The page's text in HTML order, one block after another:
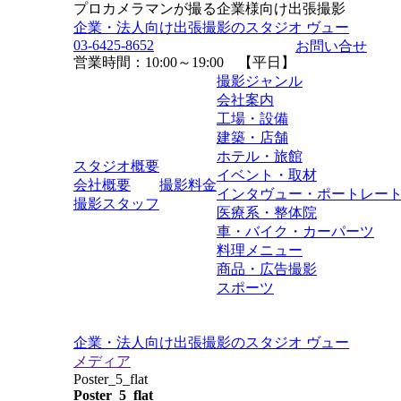
プロカメラマンが撮る企業様向け出張撮影
企業・法人向け出張撮影のスタジオ ヴュー
03-6425-8652
営業時間：10:00～19:00 【平日】
お問い合せ
スタジオ概要
会社概要
撮影スタッフ
撮影料金
撮影ジャンル
会社案内
工場・設備
建築・店舗
ホテル・旅館
イベント・取材
インタヴュー・ポートレート
医療系・整体院
車・バイク・カーパーツ
料理メニュー
商品・広告撮影
スポーツ
企業・法人向け出張撮影のスタジオ ヴュー
メディア
Poster_5_flat
Poster_5_flat